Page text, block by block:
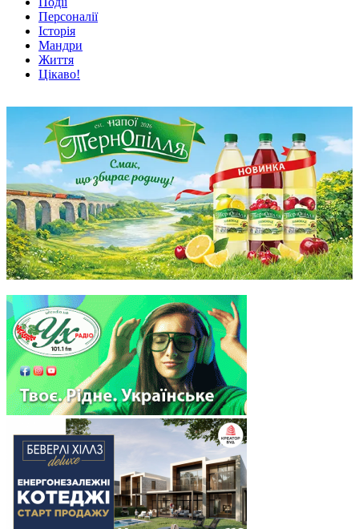
Персоналії
Історія
Мандри
Життя
Цікаво!